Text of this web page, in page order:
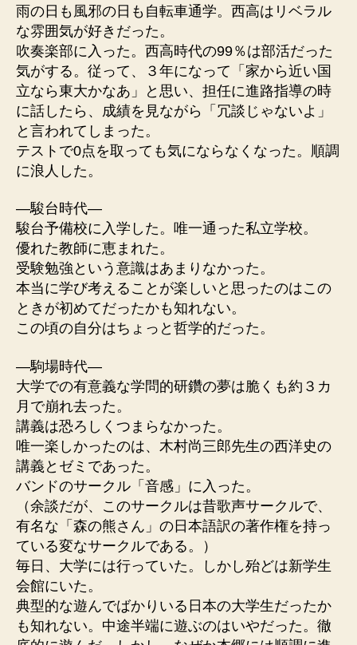
雨の日も風邪の日も自転車通学。西高はリベラル
な雰囲気が好きだった。
吹奏楽部に入った。西高時代の99％は部活だった
気がする。従って、３年になって「家から近い国
立なら東大かなあ」と思い、担任に進路指導の時
に話したら、成績を見ながら「冗談じゃないよ」
と言われてしまった。
テストで0点を取っても気にならなくなった。順調
に浪人した。
—駿台時代—
駿台予備校に入学した。唯一通った私立学校。
優れた教師に恵まれた。
受験勉強という意識はあまりなかった。
本当に学び考えることが楽しいと思ったのはこの
ときが初めてだったかも知れない。
この頃の自分はちょっと哲学的だった。
—駒場時代—
大学での有意義な学問的研鑽の夢は脆くも約３カ
月で崩れ去った。
講義は恐ろしくつまらなかった。
唯一楽しかったのは、木村尚三郎先生の西洋史の
講義とゼミであった。
バンドのサークル「音感」に入った。
（余談だが、このサークルは昔歌声サークルで、
有名な「森の熊さん」の日本語訳の著作権を持っ
ている変なサークルである。）
毎日、大学には行っていた。しかし殆どは新学生
会館にいた。
典型的な遊んでばかりいる日本の大学生だったか
も知れない。中途半端に遊ぶのはいやだった。徹